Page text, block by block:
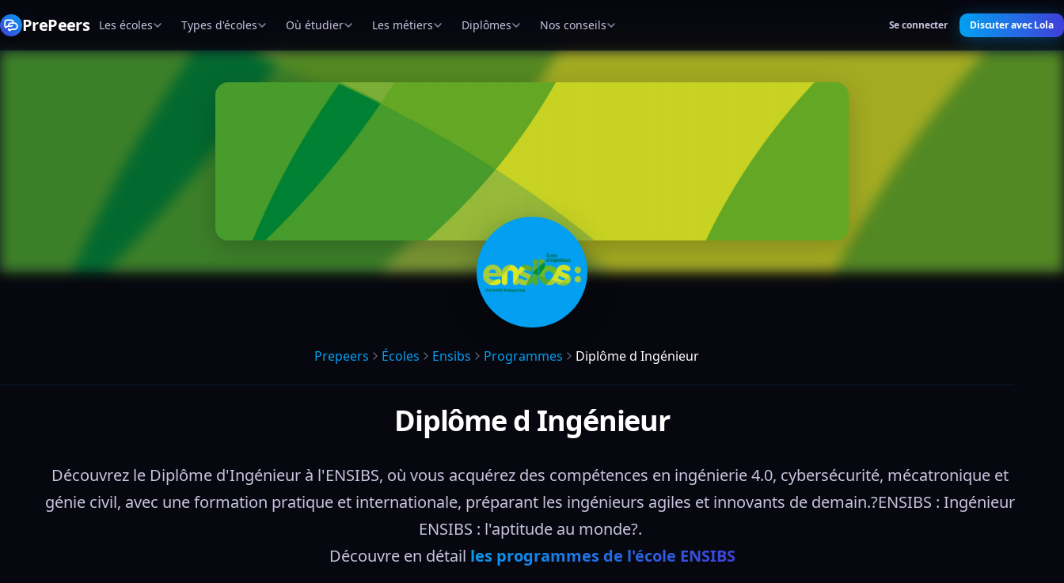
PrePeers Les écoles Types d'écoles Où étudier Les métiers Diplômes Nos conseils Se connecter Discuter avec Lola
Prepeers Écoles Ensibs Programmes Diplôme d Ingénieur
Diplôme d Ingénieur
Découvrez le Diplôme d'Ingénieur à l'ENSIBS, où vous acquérez des compétences en ingénierie 4.0, cybersécurité, mécatronique et
génie civil, avec une formation pratique et internationale, préparant les ingénieurs agiles et innovants de demain.?ENSIBS : Ingénieur
ENSIBS : l'aptitude au monde?.
Découvre en détail les programmes de l'école ENSIBS